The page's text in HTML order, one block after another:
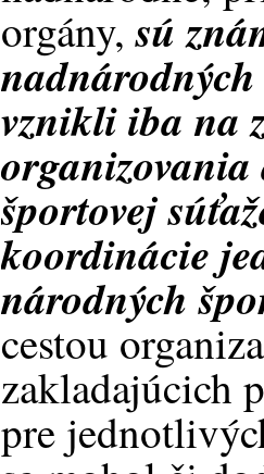
orgány,sú
vznikli iba na
športovej
koordinácie
národných
cestou
zakladajúcich
pre